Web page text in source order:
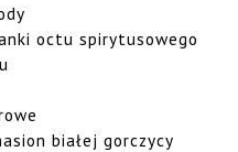
octu spirytusowego
białej gorczycy